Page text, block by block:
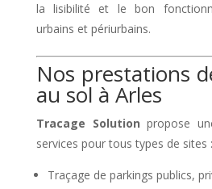
la lisibilité et le bon
urbains et périurbains.
Nos prestations
au sol à Arles
Tracage Solution propose
services pour tous types de sites :
Traçage de parkings publics,